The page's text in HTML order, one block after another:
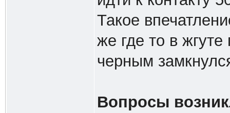
Такое
же где то в
черным
Вопросы